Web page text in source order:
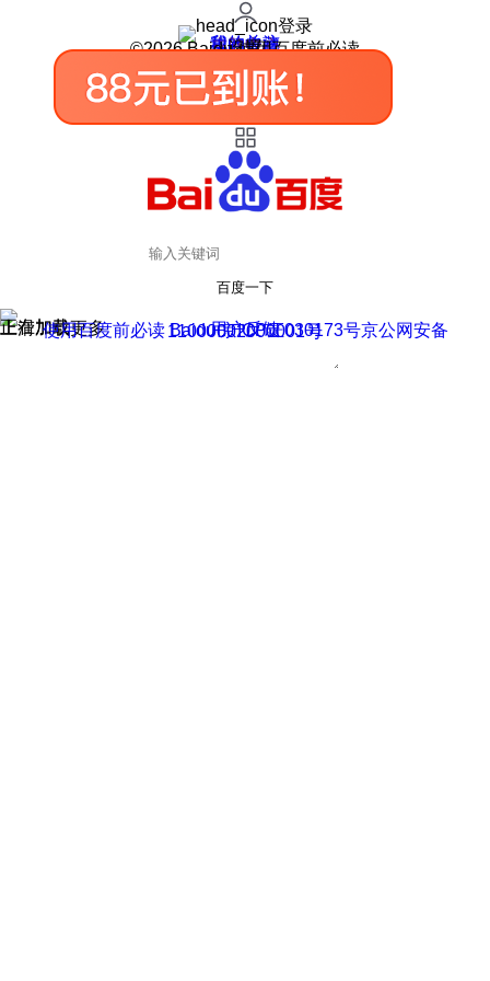
登录
我的关注
我的收藏
皮肤中心
用户反馈
设置
©2026 Baidu 使用百度前必读
百度一下
正在加载
上滑加载更多 用户反馈
使用百度前必读 Baidu 京ICP证030173号
京公网安备11000002000001号